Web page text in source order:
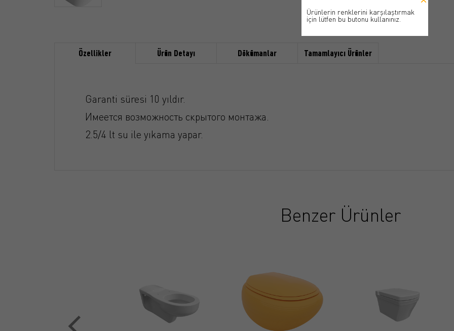
Ürünlerin renklerini karşılaştırmak
için lütfen bu butonu kullanınız.
Özellikler Ürün Detayı Dökümanlar Tamamlayıcı Ürünler
Garanti süresi 10 yıldır.
Имеется возможность скрытого монтажа.
2.5/4 lt su ile yıkama yapar.
Benzer Ürünler